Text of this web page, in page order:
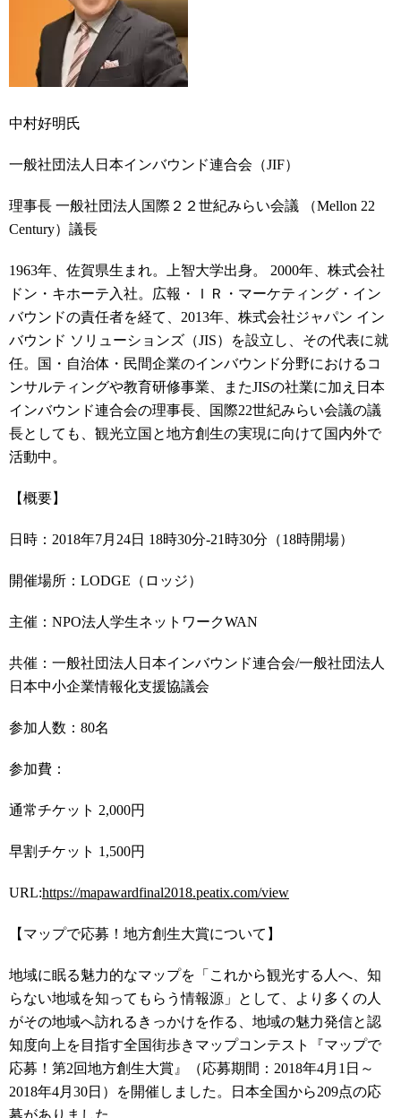
中村好明氏
一般社団法人日本インバウンド連合会（JIF）
理事長 一般社団法人国際２２世紀みらい会議 （Mellon 22
Century）議長
1963年、佐賀県生まれ。上智大学出身。 2000年、株式会社
ドン・キホーテ入社。広報・ＩＲ・マーケティング・イン
バウンドの責任者を経て、2013年、株式会社ジャパン イン
バウンド ソリューションズ（JIS）を設立し、その代表に就
任。国・自治体・民間企業のインバウンド分野におけるコ
ンサルティングや教育研修事業、またJISの社業に加え日本
インバウンド連合会の理事長、国際22世紀みらい会議の議
長としても、観光立国と地方創生の実現に向けて国内外で
活動中。
【概要】
日時：2018年7月24日 18時30分-21時30分（18時開場）
開催場所：LODGE（ロッジ）
主催：NPO法人学生ネットワークWAN
共催：一般社団法人日本インバウンド連合会/一般社団法人
日本中小企業情報化支援協議会
参加人数：80名
参加費：
通常チケット 2,000円
早割チケット 1,500円
URL:https://mapawardfinal2018.peatix.com/view
【マップで応募！地方創生大賞について】
地域に眠る魅力的なマップを「これから観光する人へ、知
らない地域を知ってもらう情報源」として、より多くの人
がその地域へ訪れるきっかけを作る、地域の魅力発信と認
知度向上を目指す全国街歩きマップコンテスト『マップで
応募！第2回地方創生大賞』（応募期間：2018年4月1日～
2018年4月30日）を開催しました。日本全国から209点の応
募がありました。